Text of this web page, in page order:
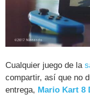
Cualquier juego de la
compartir, así que no
entrega, Mario Kart 8